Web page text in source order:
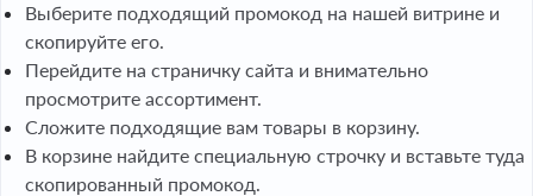
Выберите подходящий промокод на нашей витрине и
скопируйте его.
Перейдите на страничку сайта и внимательно
просмотрите ассортимент.
Сложите подходящие вам товары в корзину.
В корзине найдите специальную строчку и вставьте туда
скопированный промокод.